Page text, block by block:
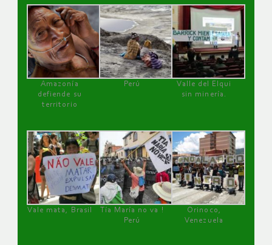
Amazonía
defiende su
territorio
Perú
Valle del Elqui
sin minería.
Vale mata, Brasil
Tía María no va !
Perú
Orinoco,
Venezuela